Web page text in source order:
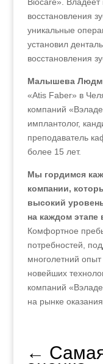
восстановления
уникальные
установил
восстановления
Малышева
«Atis Faber» в
компаний
имплантолог,
преподаватель
более 15 лет.
Мы гордимся
компании,
высокий
на каждом этапе
Комфортное
потребностей,
многолетний
новейших
компаний
на рынке оказания
←